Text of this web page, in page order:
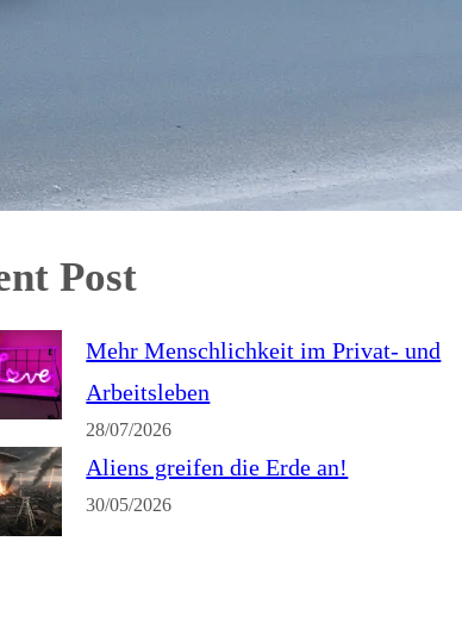
Post
Mehr Menschlichkeit im Privat- und
Arbeitsleben
28/07/2026
Aliens greifen die Erde an!
30/05/2026